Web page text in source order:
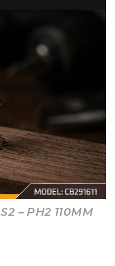
– PH2 110MM